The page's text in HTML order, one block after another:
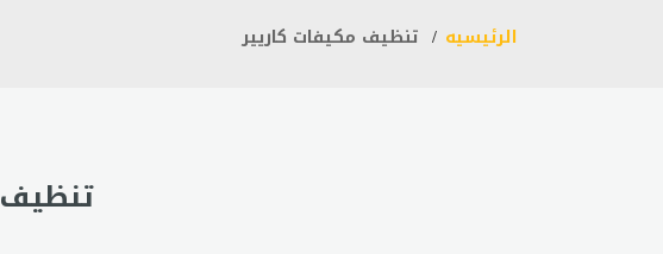
الرئيسيه تنظيف مكيفات كاريير